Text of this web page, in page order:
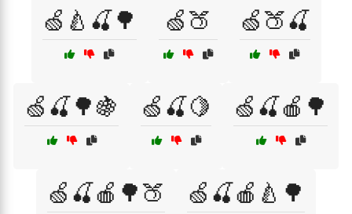
🍏🍐🍒🌳 🍏🍑 🍏🍑🍒
🍏🍒🌳🍇 🍏🍒🍋 🍏🍒🍎🌳
🍏🍒🍎🌳🍑 🍏🍒🍎🍐🌳